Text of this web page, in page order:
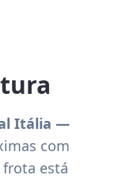
Itália —
com
frota está